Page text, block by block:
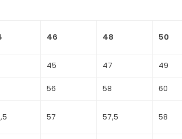
46 48 50
45 47 49
56 58 60
57 57,5 58